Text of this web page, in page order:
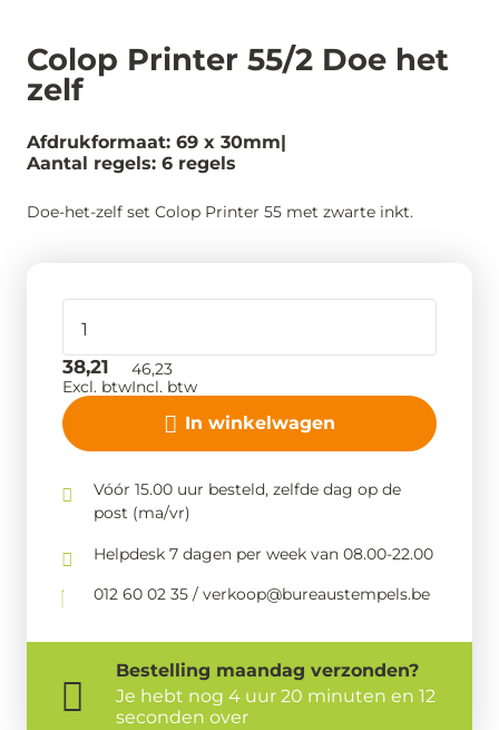
Colop Printer 55/2 Doe het
zelf
Afdrukformaat: 69 x 30mm
Aantal regels: 6 regels
Doe-het-zelf set Colop Printer 55 met zwarte inkt.
In winkelwagen
38,21
Excl. btw
46,23
Incl. btw
Vóór 15.00 uur besteld, zelfde dag op de
post (ma/vr)
Helpdesk 7 dagen per week van 08.00-22.00
012 60 02 35 / verkoop@bureaustempels.be
Bestelling maandag verzonden?
Je hebt nog 4 uur 20 minuten en 12
seconden over